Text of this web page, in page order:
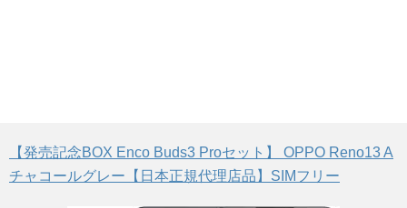
【発売記念BOX Enco Buds3 Proセット】 OPPO Reno13 A
チャコールグレー【日本正規代理店品】SIMフリー